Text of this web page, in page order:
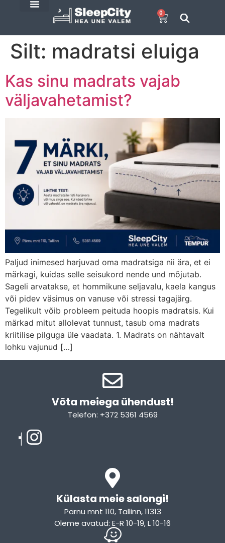
0
Silt: madratsi eluiga
Kas sinu madrats vajab
väljavahetamist?
Paljud inimesed harjuvad oma madratsiga nii ära, et ei
märkagi, kuidas selle seisukord nende und mõjutab.
Sageli arvatakse, et hommikune seljavalu, kaela kangus
või pidev väsimus on vanuse või stressi tagajärg.
Tegelikult võib probleem peituda hoopis madratsis. Kui
märkad mitut allolevat tunnust, tasub oma madrats
kriitilise pilguga üle vaadata. 1. Madrats on nähtavalt
lohku vajunud […]
Võta meiega ühendust!​
Telefon: +372 5361 4569
Külasta meie salongi!
Pärnu mnt 110, Tallinn, 11313
Oleme avatud: E-R 10-19, L 10-16